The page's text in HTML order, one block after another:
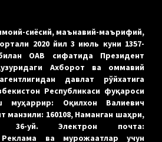
сиёсий, маънавий-маърифий,
2020 йил 3 июль куни 1357-
ОАВ сифатида Президент
Ахборот ва оммавий
давлат рўйхатига
Республикаси фуқароси
муҳаррир: Оқилхон Валиевич
манзили: 160108, Наманган шаҳри,
36-уй. Электрон почта:
Реклама ва мурожаатлар учун